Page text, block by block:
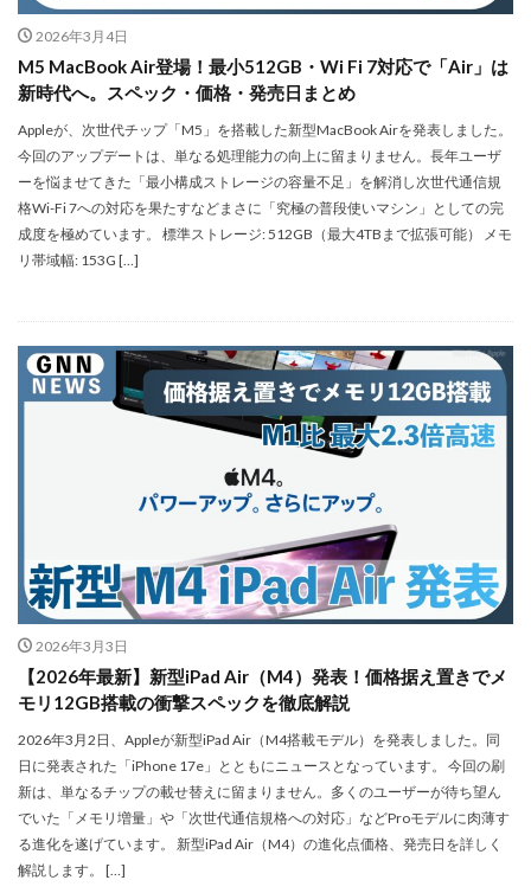
2026年3月4日
M5 MacBook Air登場！最小512GB・Wi Fi 7対応で「Air」は
新時代へ。スペック・価格・発売日まとめ
Appleが、次世代チップ「M5」を搭載した新型MacBook Airを発表しました。
今回のアップデートは、単なる処理能力の向上に留まりません。長年ユーザ
ーを悩ませてきた「最小構成ストレージの容量不足」を解消し次世代通信規
格Wi-Fi 7への対応を果たすなどまさに「究極の普段使いマシン」としての完
成度を極めています。 標準ストレージ: 512GB（最大4TBまで拡張可能） メモ
リ帯域幅: 153G […]
2026年3月3日
【2026年最新】新型iPad Air（M4）発表！価格据え置きでメ
モリ12GB搭載の衝撃スペックを徹底解説
2026年3月2日、Appleが新型iPad Air（M4搭載モデル）を発表しました。同
日に発表された「iPhone 17e」とともにニュースとなっています。 今回の刷
新は、単なるチップの載せ替えに留まりません。多くのユーザーが待ち望ん
でいた「メモリ増量」や「次世代通信規格への対応」などProモデルに肉薄す
る進化を遂げています。 新型iPad Air（M4）の進化点価格、発売日を詳しく
解説します。 […]
iPhone18ProMAX
iPhone19
iPhoneAir2
iPhoneSE
iPhoneSE 4 リーク
iPhoneSE4
iPhoneSE4 価格
iRing
KDDI Kimi K3
KOMODO-X Z Mount
Leica
Leica M EV1
Leica Q3 monochrome
LINE
M2 MAX MacBook Pro
M4 iPad Air 発売日
M4 MacBook Air
M4 MacBook Pro
M5 MacBook Air
M5MAX MacBook Pro
M5Pro/MAX MacBook Pro
M6 MacBook Pro M7Ultra
MacBook Air
MacBook Air 2024
MacBook Air 2026
MacBook Air M4
MacBook Neo
MacBook Pro
MacBook Pro 2024
MacBook Pro 2026
macOS Tahoe 26.4
MacStudio
Mamiya
NIKKOR 70-200 f/2.8 VR S Ⅱ
NIKKOR Z
NIKKOR Z 120-300mm
NIKKOR Z 120-300mm f/2.8 TC
NIKKOR Z 24 70mm f:2 8 S Ⅱ
NIKKOR Z 24-105mm f/4-7.1